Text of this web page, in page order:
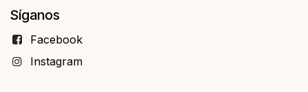
Síganos
Facebo​​ok
Instagram